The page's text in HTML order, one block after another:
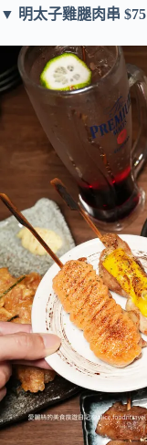
▼ 明太子雞腿肉串 $75